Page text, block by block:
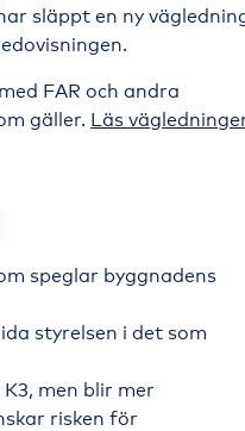
släppt en ny
FAR och andra
gäller. Läs
speglar byggnadens
styrelsen i det som
men blir mer
risken för